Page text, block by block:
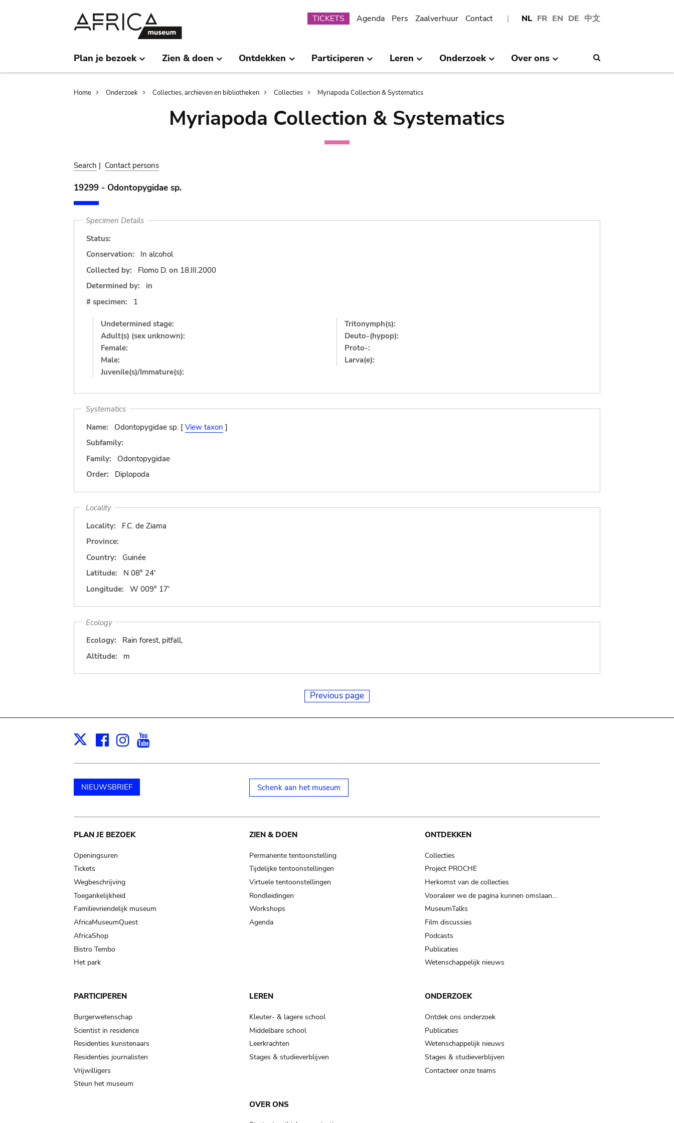
NL FR EN DE 中文
Submenu
TICKETS Agenda Pers Zaalverhuur Contact
Plan je bezoek Zien & doen Ontdekken Participeren Leren Onderzoek Over ons
Breadcrumb
Home Onderzoek Collecties, archieven en bibliotheken Collecties Myriapoda Collection & Systematics
Myriapoda Collection & Systematics
Search | Contact persons
19299 - Odontopygidae sp.
Specimen Details
Status:
Conservation:
In alcohol
Collected by:
Flomo D. on 18.III.2000
Determined by:
in
# specimen:
1
Undetermined stage:
Adult(s) (sex unknown):
Female:
Male:
Juvenile(s)/Immature(s):
Tritonymph(s):
Deuto-(hypop):
Proto-:
Larva(e):
Systematics
Name:
Odontopygidae sp. [ View taxon ]
Subfamily:
Family:
Odontopygidae
Order:
Diplopoda
Locality
Locality:
F.C. de Ziama
Province:
Country:
Guinée
Latitude:
N 08° 24'
Longitude:
W 009° 17'
Ecology
Ecology:
Rain forest, pitfall,
Altitude:
m
Previous page
X Facebook
Instagram
NIEUWSBRIEF Schenk aan het museum
Main
navigation
PLAN JE BEZOEK
Openingsuren
Tickets
Wegbeschrijving
Toegankelijkheid
Familievriendelijk museum
AfricaMuseumQuest
AfricaShop
Bistro Tembo
Het park
ZIEN & DOEN
Permanente tentoonstelling
Tijdelijke tentoonstellingen
Virtuele tentoonstellingen
Rondleidingen
Workshops
Agenda
ONTDEKKEN
Collecties
Project PROCHE
Herkomst van de collecties
Vooraleer we de pagina kunnen omslaan…
MuseumTalks
Film discussies
Podcasts
Publicaties
Wetenschappelijk nieuws
PARTICIPEREN
Burgerwetenschap
Scientist in residence
Residenties kunstenaars
Residenties journalisten
Vrijwilligers
Steun het museum
LEREN
Kleuter- & lagere school
Middelbare school
Leerkrachten
Stages & studieverblijven
ONDERZOEK
Ontdek ons onderzoek
Publicaties
Wetenschappelijk nieuws
Stages & studieverblijven
Contacteer onze teams
OVER ONS